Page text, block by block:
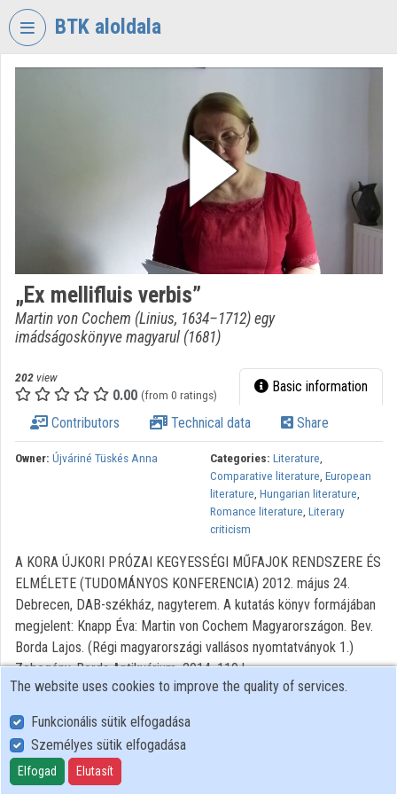
Skip header
BTK aloldala
Organization discovery
Organization playlists
Organizations
„Ex mellifluis verbis”
Martin von Cochem (Linius, 1634–1712) egy
imádságoskönyve magyarul (1681)
202 view
0.00 (from 0 ratings) Basic information
Contributors Technical data Share
Owner: Újváriné Tüskés Anna Categories: Literature,
Comparative literature, European
literature, Hungarian literature,
Romance literature, Literary
criticism
A KORA ÚJKORI PRÓZAI KEGYESSÉGI MŰFAJOK RENDSZERE ÉS
ELMÉLETE (TUDOMÁNYOS KONFERENCIA) 2012. május 24.
Debrecen, DAB-székház, nagyterem. A kutatás könyv formájában
megjelent: Knapp Éva: Martin von Cochem Magyarországon. Bev.
Borda Lajos. (Régi magyarországi vallásos nyomtatványok 1.)
Zebegény, Borda Antikvárium, 2014, 119 l.
User Policy
Adatkezelési tájékoztató (en)
Cookie Policy
The website uses cookies to improve the quality of services.
Funkcionális sütik elfogadása
Személyes sütik elfogadása
Elfogad Elutasít